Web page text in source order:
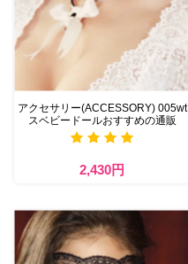
アクセサリー(ACCESSORY) 005wt
スベビードールおすすめの通販
2,430円